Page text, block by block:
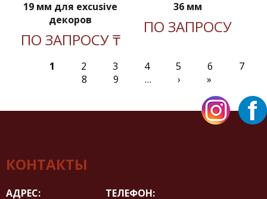
19 мм для excusive
декоров
ПО ЗАПРОСУ ₸
36 мм
ПО ЗАПРОСУ
Страницы
1 2 3 4 5 6
7
8
9 … › »
КОНТАКТЫ
АДРЕС: ТЕЛЕФОН: